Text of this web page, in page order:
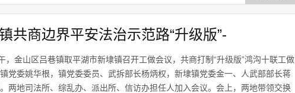
共商边界平安法治示范路“升级版”-
，金山区吕巷镇取平湖市新埭镇召开工做会议，共商打制“升级版”鸿沟十联工做
党委姚华根，镇党委委员、武拆部长杨炳权，新埭镇党委金一、人武部部长蒋
两地司法所、综乱办、派出所、信访办担任人加入会议。会上，两地带领交换